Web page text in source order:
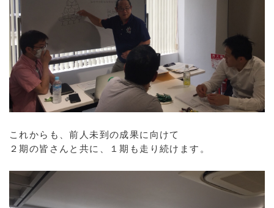
これからも、前人未到の成果に向けて
２期の皆さんと共に、１期も走り続けます。